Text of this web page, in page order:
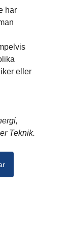
har
eller
Teknik.